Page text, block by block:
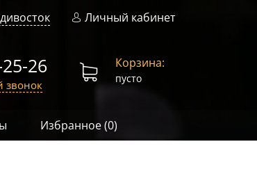
Личный кабинет
26
звонок
Корзина:
пусто
Избранное (0)